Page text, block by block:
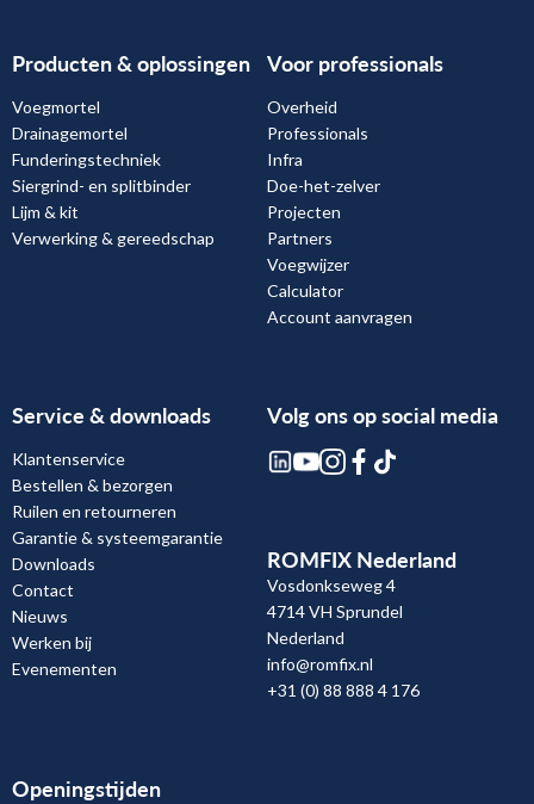
Producten & oplossingen
Voegmortel
Drainagemortel
Funderingstechniek
Siergrind- en splitbinder
Lijm & kit
Verwerking & gereedschap
Voor professionals
Overheid
Professionals
Infra
Doe-het-zelver
Projecten
Partners
Voegwijzer
Calculator
Account aanvragen
Service & downloads
Klantenservice
Bestellen & bezorgen
Ruilen en retourneren
Garantie & systeemgarantie
Downloads
Contact
Nieuws
Werken bij
Evenementen
Volg ons op social media
ROMFIX Nederland
Vosdonkseweg 4
4714 VH Sprundel
Nederland
info@romfix.nl
+31 (0) 88 888 4 176
Openingstijden